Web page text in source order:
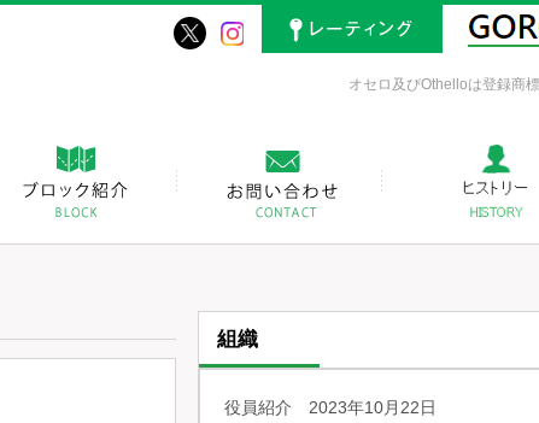
オセロ及びOthelloは登録商
組織
役員紹介 2023年10月22日